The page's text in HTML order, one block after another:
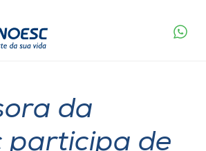
da
participa de